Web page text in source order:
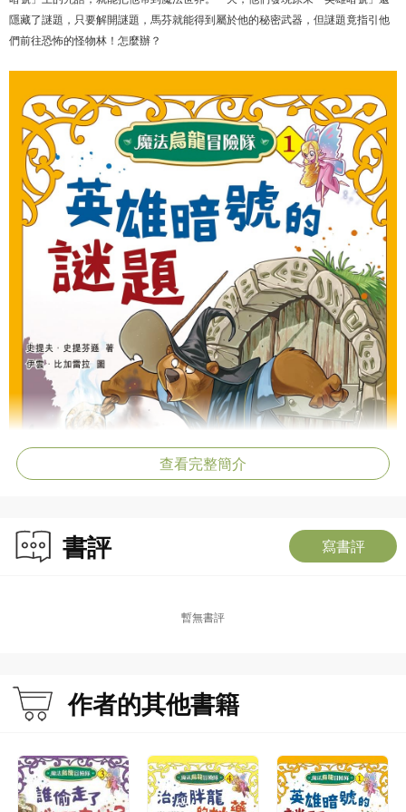
隱藏了謎題，只要解開謎題，馬芬就能得到屬於他的秘密武器，但謎題竟指引他
們前往恐怖的怪物林！怎麼辦？
查看完整簡介
書評 寫書評
暫無書評
作者的其他書籍